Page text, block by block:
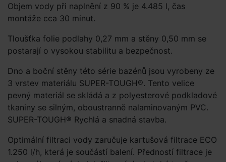
Objem vody při naplnění z 90 % je 4.485 l, čas
montáže cca 30 minut.
Tloušťka folie podlahy 0,27 mm a stěny 0,50 mm se
postarají o vysokou stabilitu a bezpečnost.
Dno a boční stěny této série bazénů jsou vyrobeny ze
3 vrstev materiálu SUPER-TOUGH®. Tento velice
pevný materiál se skládá a z polyesterové podkladové
tkaniny se silným, oboustranně nalaminovaným PVC.
SUPER-TOUGH® Rychlá a snadná stavba.
Optimální filtraci vody zaručuje kartušová filtrace ECO
1.250 l/h, která je součástí balení. Předností filtrace je